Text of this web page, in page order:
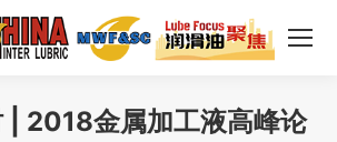
| 2018金属加工液高峰论